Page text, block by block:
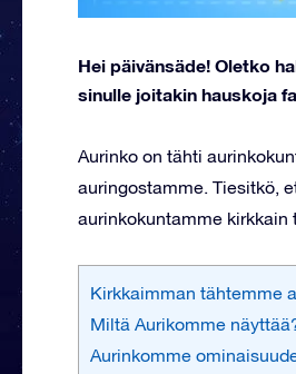
Hei päivänsäde! Oletko
sinulle joitakin hauskoja
Aurinko on tähti
auringostamme. Tiesitkö,
aurinkokuntamme
Kirkkaimman tähtemme
Miltä Aurikomme
Aurinkomme